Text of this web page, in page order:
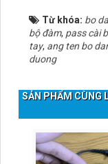
Từ khóa: bo
bộ đàm, pass cài
tay, ang ten bo
duong
SẢN PHẨM CÙNG